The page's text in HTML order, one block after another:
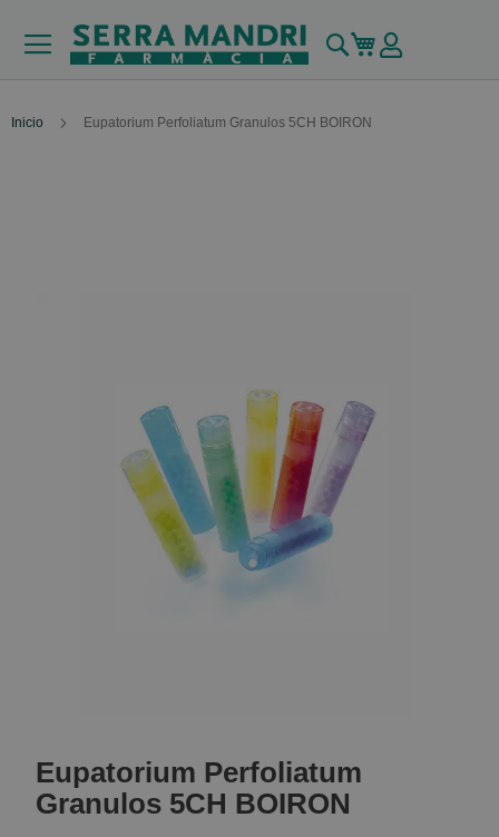
Buscar
Mi carrito
Inicio Eupatorium Perfoliatum Granulos 5CH BOIRON
the
beginning
of
Eupatorium Perfoliatum
Granulos 5CH BOIRON